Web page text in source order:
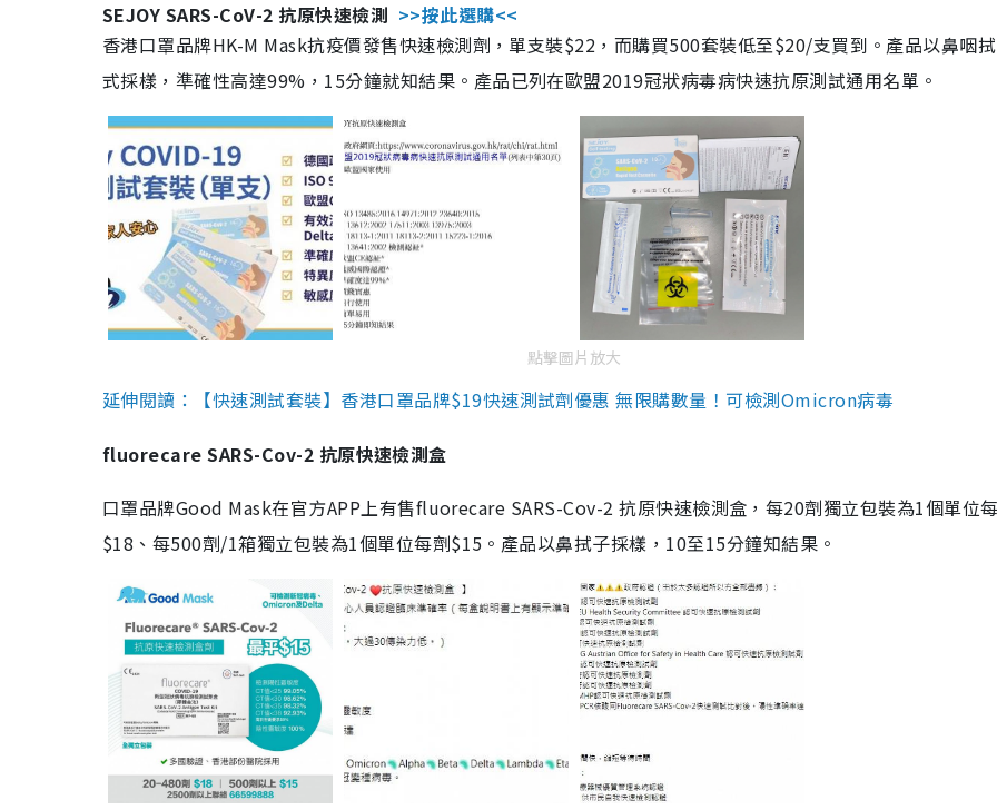
SEJOY SARS-CoV-2 抗原快速檢測 >>按此選購<<
香港口罩品牌HK-M Mask抗疫價發售快速檢測劑，單支裝$22，而購買500套裝低至$20/支買到。產品以鼻咽
式採樣，準確性高達99%，15分鐘就知結果。產品已列在歐盟2019冠狀病毒病快速抗原測試通用名單。
點擊圖片放大
延伸閱讀：【快速測試套裝】香港口罩品牌$19快速測試劑優惠 無限購數量！可檢測Omicron病毒
fluorecare SARS-Cov-2 抗原快速檢測盒
口罩品牌Good Mask在官方APP上有售fluorecare SARS-Cov-2 抗原快速檢測盒，每20劑獨立包裝為1個單位
$18、每500劑/1箱獨立包裝為1個單位每劑$15。產品以鼻拭子採樣，10至15分鐘知結果。